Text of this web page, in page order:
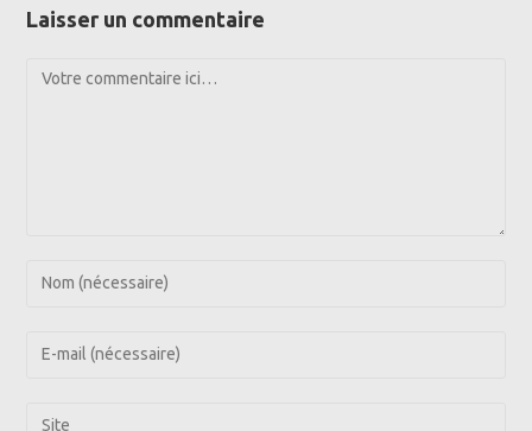
Laisser un commentaire
Comment
Enter
Enter
Saisir